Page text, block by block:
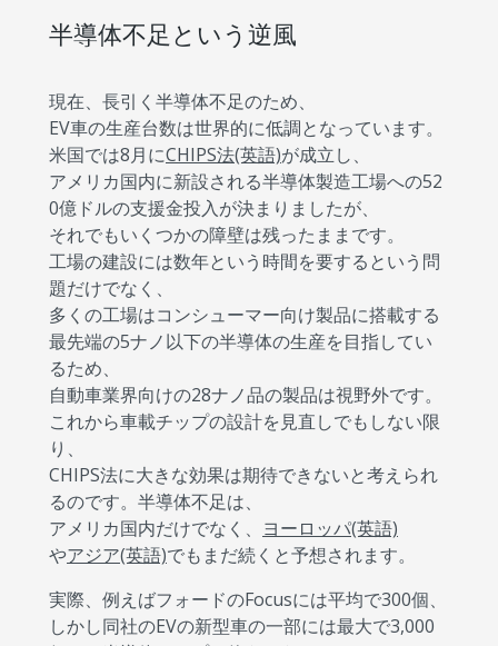
半導体不足という逆風
現在、長引く半導体不足のため、
EV車の生産台数は世界的に低調となっています。
米国では8月にCHIPS法(英語)が成立し、
アメリカ国内に新設される半導体製造工場への52
0億ドルの支援金投入が決まりましたが、
それでもいくつかの障壁は残ったままです。
工場の建設には数年という時間を要するという問
題だけでなく、
多くの工場はコンシューマー向け製品に搭載する
最先端の5ナノ以下の半導体の生産を目指してい
るため、
自動車業界向けの28ナノ品の製品は視野外です。
これから車載チップの設計を見直しでもしない限
り、
CHIPS法に大きな効果は期待できないと考えられ
るのです。半導体不足は、
アメリカ国内だけでなく、 ヨーロッパ(英語)
やアジア(英語)でもまだ続くと予想されます。
実際、例えばフォードのFocusには平均で300個、
しかし同社のEVの新型車の一部には最大で3,000